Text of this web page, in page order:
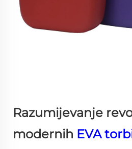
Razumijevanje
modernih EVA